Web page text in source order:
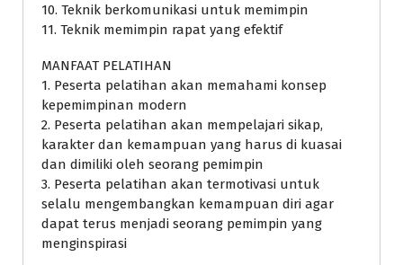
10. Teknik berkomunikasi untuk memimpin
11. Teknik memimpin rapat yang efektif
MANFAAT PELATIHAN
1. Peserta pelatihan akan memahami konsep
kepemimpinan modern
2. Peserta pelatihan akan mempelajari sikap,
karakter dan kemampuan yang harus di kuasai
dan dimiliki oleh seorang pemimpin
3. Peserta pelatihan akan termotivasi untuk
selalu mengembangkan kemampuan diri agar
dapat terus menjadi seorang pemimpin yang
menginspirasi